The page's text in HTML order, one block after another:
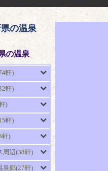
の温泉